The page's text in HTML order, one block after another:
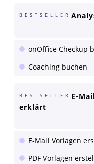
BESTSELLER
onOffice Checkup
Coaching buchen
BESTSELLER E-
erklärt
E-Mail Vorlagen
PDF Vorlagen